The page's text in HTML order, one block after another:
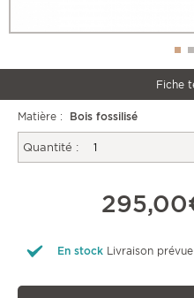
Fiche
Matière : Bois fossilisé
Quantité :
En stock Livraison